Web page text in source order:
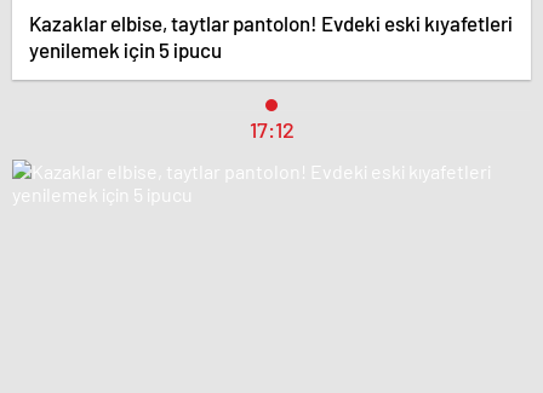
Kazaklar elbise, taytlar pantolon! Evdeki eski kıyafetleri
yenilemek için 5 ipucu
17:12